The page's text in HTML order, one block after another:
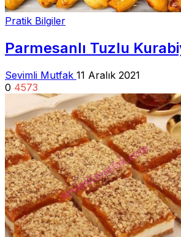
Pratik Bilgiler
Parmesanlı Tuzlu
Sevimli Mutfak 11 Aralık 2021
0 4573